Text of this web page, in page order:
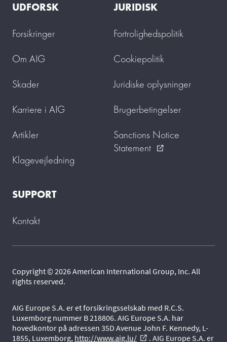
UDFORSK
Forsikringer
Om AIG
Skader
Karriere i AIG
Artikler
Klagevejledning
JURIDISK
Fortrolighedspolitik
Cookiepolitik
Juridiske oplysninger
Brugerbetingelser
Sanctions Notice
Statement
external_link
SUPPORT
Kontakt
Copyright © 2026 American International Group, Inc. All
rights reserved.
AIG Europe S.A. er et forsikringsselskab med R.C.S.
Luxemborg nummer B 218806. AIG Europe S.A. har
hovedkontor på adressen 35D Avenue John F. Kennedy, L-
1855, Luxemborg, http://www.aig.lu/ external_link . AIG Europe S.A. er